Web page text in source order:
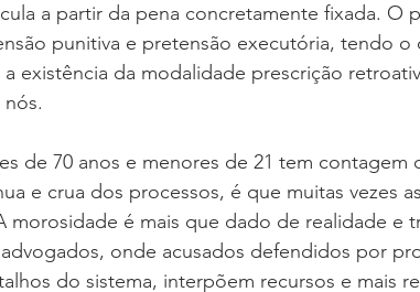
a partir da pena concretamente fixada. O
punitiva e pretensão executória, tendo o
existência da modalidade prescrição
de 70 anos e menores de 21 tem contagem
e crua dos processos, é que muitas vezes
morosidade é mais que dado de realidade e
onde acusados defendidos por
do sistema, interpõem recursos e mais